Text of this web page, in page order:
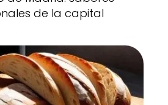
de la capital